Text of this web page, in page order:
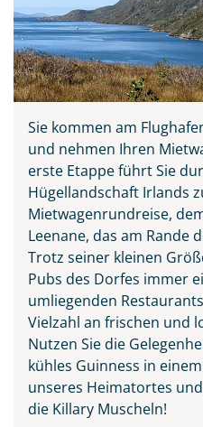
Teile diese Reise
Irland - die grüne
Facebook
Sie kommen am
und nehmen Ihren
erste Etappe führt Sie
Hügellandschaft Irlands
Mietwagenrundreise,
Leenane, das am Rande
Trotz seiner kleinen
Pubs des Dorfes immer
umliegenden
Vielzahl an frischen und
Nutzen Sie die
kühles Guinness in
unseres Heimatortes
die Killary Muscheln!